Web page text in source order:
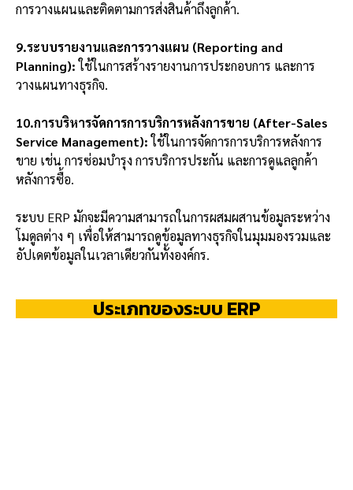
การวางแผนและติดตามการส่งสินค้าถึงลูกค้า.
9.ระบบรายงานและการวางแผน (Reporting and
Planning):ใช้ในการสร้างรายงานการประกอบการ และการ
วางแผนทางธุรกิจ.
10.การบริหารจัดการการบริการหลังการขาย (After-Sales
Service Management):ใช้ในการจัดการการบริการหลังการ
ขาย เช่น การซ่อมบำรุง การบริการประกัน และการดูแลลูกค้า
หลังการซื้อ.
ระบบ ERP มักจะมีความสามารถในการผสมผสานข้อมูลระหว่าง
โมดูลต่าง ๆ เพื่อให้สามารถดูข้อมูลทางธุรกิจในมุมมองรวมและ
อัปเดตข้อมูลในเวลาเดียวกันทั้งองค์กร.
ประเภทของระบบ ERP